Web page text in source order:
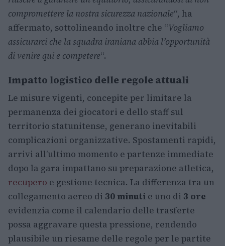
compromettere la nostra sicurezza nazionale“, ha
affermato, sottolineando inoltre che “Vogliamo
assicurarci che la squadra iraniana abbia l’opportunità
di venire qui e competere“.
Impatto logistico delle regole attuali
Le misure vigenti, concepite per limitare la
permanenza dei giocatori e dello staff sul
territorio statunitense, generano inevitabili
complicazioni organizzative. Spostamenti rapidi,
arrivi all’ultimo momento e partenze immediate
dopo la gara impattano su preparazione atletica,
recupero e gestione tecnica. La differenza tra un
collegamento aereo di 30 minuti e uno di 3 ore
evidenzia come il calendario delle trasferte
possa aggravare questa pressione, rendendo
plausibile un riesame delle regole per le partite